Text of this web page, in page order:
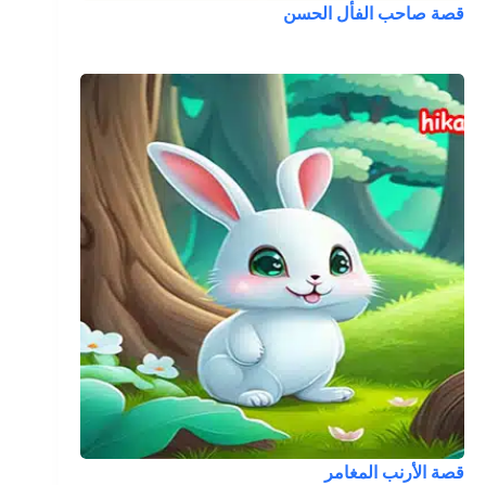
قصة صاحب الفأل الحسن
قصة الأرنب المغامر